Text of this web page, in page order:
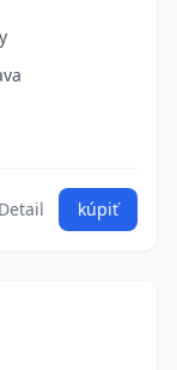
Detail kúpiť